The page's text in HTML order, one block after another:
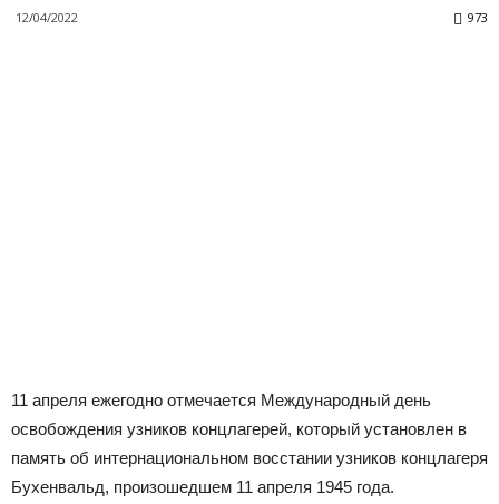
12/04/2022 973
11 апреля ежегодно отмечается Международный день
освобождения узников концлагерей, который установлен в
память об интернациональном восстании узников концлагеря
Бухенвальд, произошедшем 11 апреля 1945 года.